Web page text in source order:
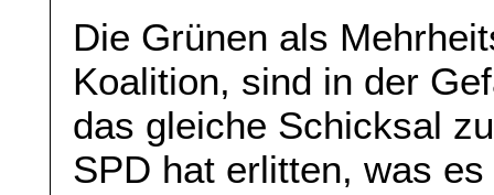
Die Grünen als
Koalition, sind in der
das gleiche Schicksal
SPD hat erlitten, was